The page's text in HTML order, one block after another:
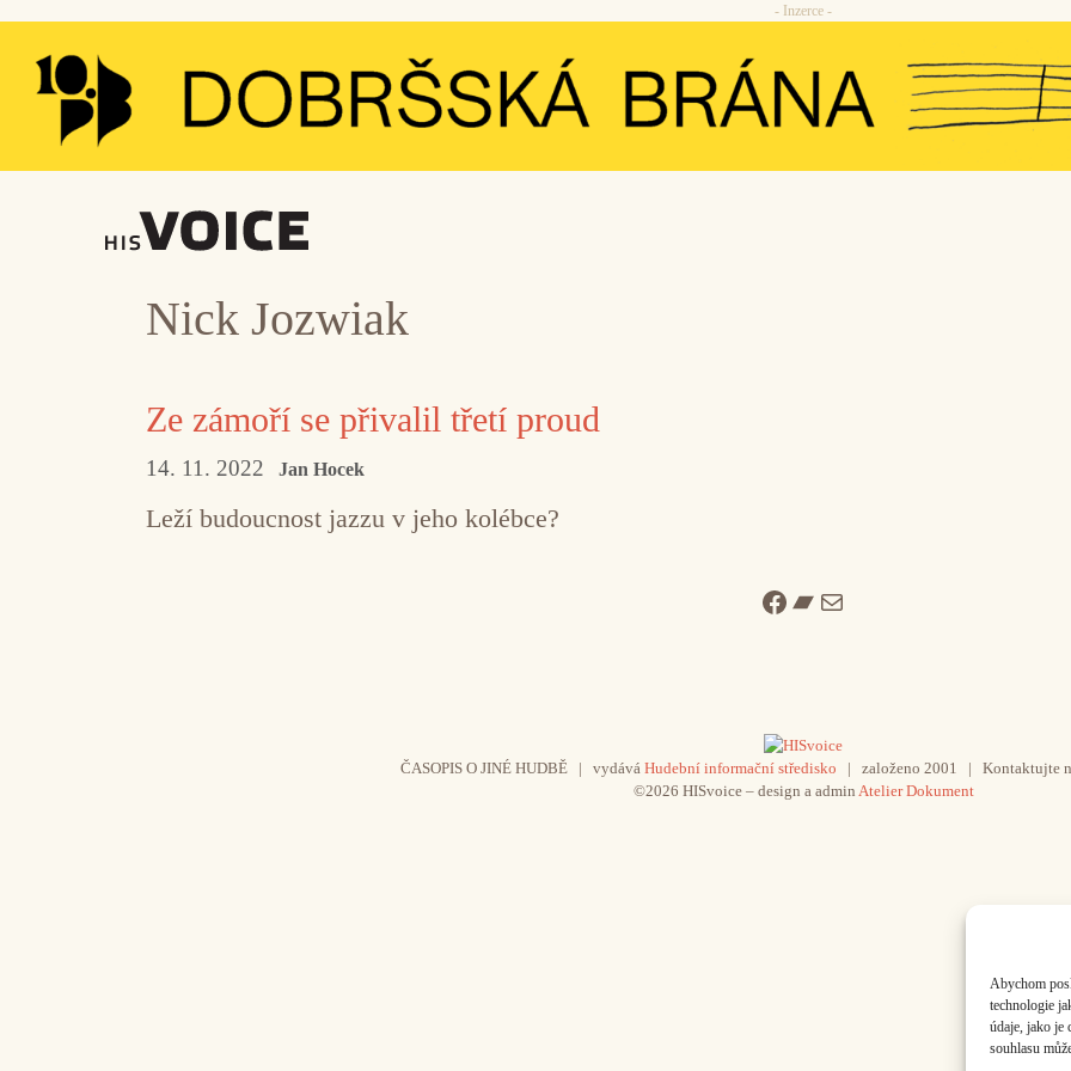
Abychom
technologie
údaje, jako je
souhlasu
Přeskočit
obsah
- Inzerce -
Nick Jozwiak
Ze zámoří se přivalil třetí proud
14. 11. 2022 Jan Hocek
Leží budoucnost jazzu v jeho kolébce?
Facebook
Bandcamp
Mail
ČASOPIS O JINÉ HUDBĚ | vydává Hudební informační středisko | založeno 2001 | Kontaktujte
©2026 HISvoice – design a admin Atelier Dokument